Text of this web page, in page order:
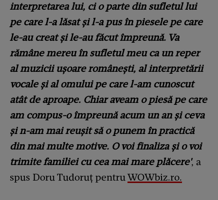
interpretarea lui, ci o parte din sufletul lui
pe care l-a lăsat și l-a pus în piesele pe care
le-au creat și le-au făcut împreună. Va
rămâne mereu în sufletul meu ca un reper
al muzicii ușoare românești, al interpretării
vocale și al omului pe care l-am cunoscut
atât de aproape. Chiar aveam o piesă pe care
am compus-o împreună acum un an și ceva
și n-am mai reușit să o punem în practică
din mai multe motive. O voi finaliza și o voi
trimite familiei cu cea mai mare plăcere', a
spus Doru Tudoruț pentruWOWbiz.ro.